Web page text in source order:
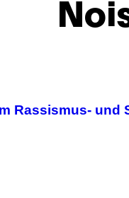
Rassismus- und